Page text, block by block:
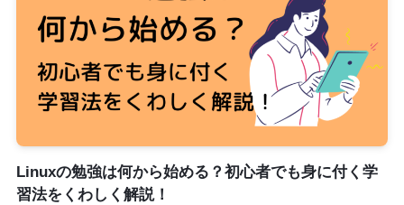
Linuxの勉強は何から始める？初心者でも身に付く学
習法をくわしく解説！